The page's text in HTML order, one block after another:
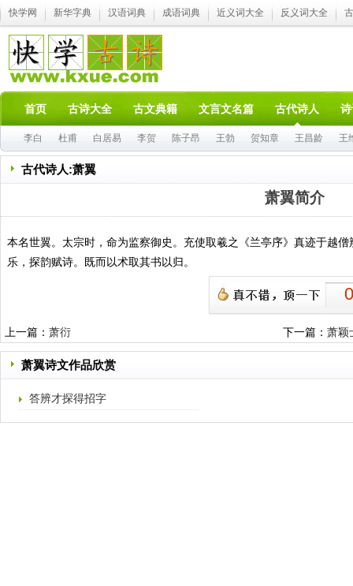
快学网 新华字典 汉语词典 成语词典 近义词大全 反义词大全
首页 古诗大全 古文典籍 文言文名篇 古代诗人
李白 杜甫 白居易 李贺 陈子昂 王勃 贺知章 王昌龄 王
古代诗人:萧翼
萧翼简介
本名世翼。太宗时，命为监察御史。充使取羲之《兰亭序》真迹于越
乐，探韵赋诗。既而以术取其书以归。
上一篇： 萧衍 下一篇：萧颖
萧翼诗文作品欣赏
答辨才探得招字